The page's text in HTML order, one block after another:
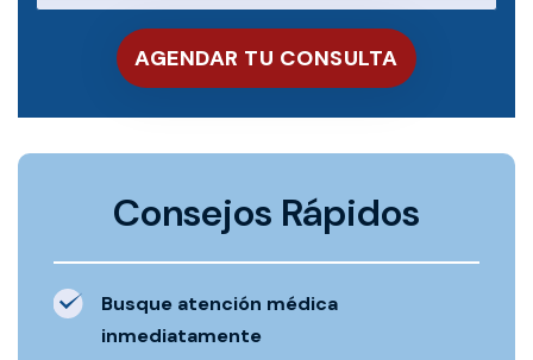
Consejos Rápidos
Busque atención médica
inmediatamente